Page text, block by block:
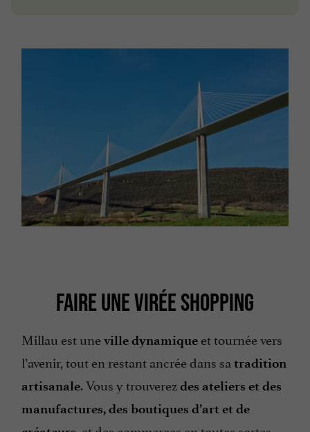
FAIRE UNE VIRÉE SHOPPING
Millau est uneville dynamique et tournée vers
l’avenir, tout en restant ancrée dans sa tradition
artisanale. Vous y trouverezdes ateliers et des
manufactures, des boutiques d’art et de